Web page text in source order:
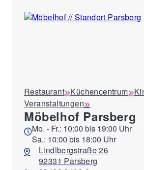
Restaurant Küchencentrum
Veranstaltungen
Möbelhof Parsberg
Mo. - Fr.: 10:00 bis 19:00 Uhr
Sa.: 10:00 bis 18:00 Uhr
Lindlbergstraße 26
92331 Parsberg